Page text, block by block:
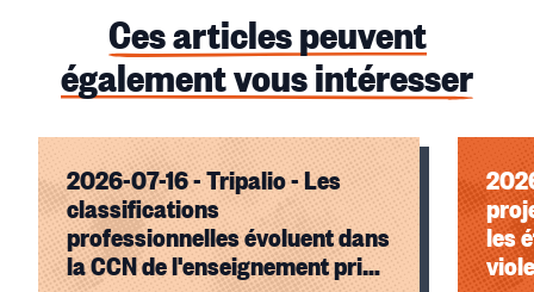
Ces articles peuvent
également vous intéresser
2026-07-16 - Tripalio - Les
classifications
professionnelles évoluent dans
la CCN de l'enseignement privé
les